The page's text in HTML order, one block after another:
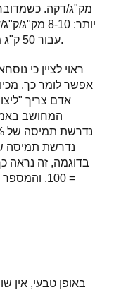
מק"ג/דקה.
יותר: 8-10
עבור 50 ק"ג משקל גוף, מדובר ב-400-500 מק"ג/דקה.
ראוי לציין כי
אפשר לומר כך.
באופן טבעי, אין